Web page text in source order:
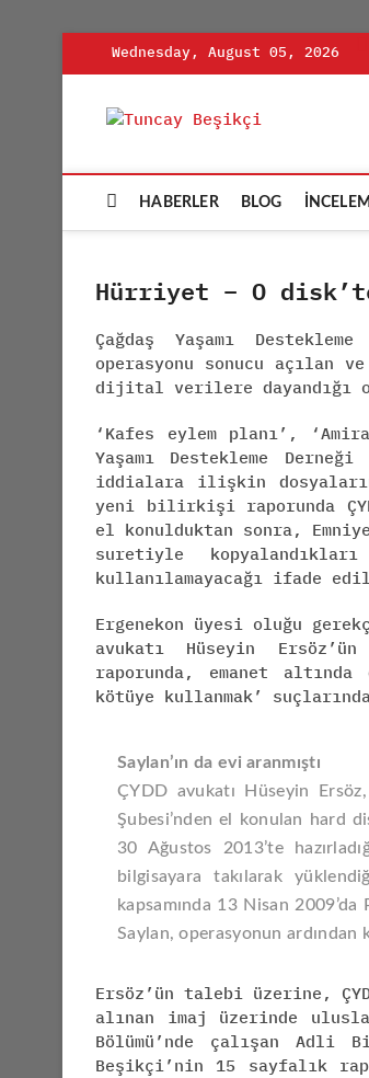
Wednesday, August 05, 2026
HABERLER BLOG
Hürriyet – O
Çağdaş Yaşamı
operasyonu sonucu açılan
dijital verilere dayandığı
‘Kafes eylem planı’,
Yaşamı Destekleme
iddialara ilişkin
yeni bilirkişi raporunda
el konulduktan sonra,
suretiyle
kullanılamayacağı ifade
Ergenekon üyesi oluğu
avukatı Hüseyin
raporunda, emanet
kötüye kullanmak’
Saylan’ın da evi aranmıştı
ÇYDD avukatı Hüseyin
Şubesi’nden el konulan hard
30 Ağustos 2013’te
bilgisayara takılarak
kapsamında 13 Nisan 2009’da
Saylan, operasyonun ardından
Ersöz’ün talebi üzerine,
alınan imaj üzerinde
Bölümü’nde çalışan Adli
Beşikçi’nin 15 sayfalık